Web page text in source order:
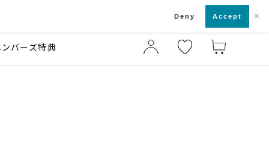
ンバーズ特典
Deny Accept ×